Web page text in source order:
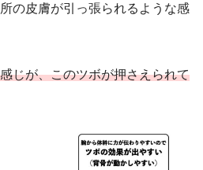
の皮膚が引っ張られるような感
じが、このツボが押さえられて